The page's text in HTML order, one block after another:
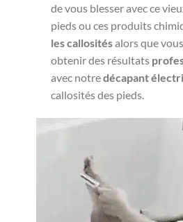
de vous blesser avec ce
pieds ou ces produits
les callositésalors que
obtenir des résultats
avec notredécapant
callosités des pieds.